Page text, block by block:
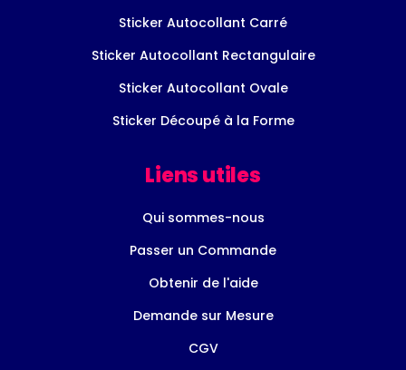
Sticker Autocollant Carré
Sticker Autocollant Rectangulaire
Sticker Autocollant Ovale
Sticker Découpé à la Forme
Liens utiles
Qui sommes-nous
Passer un Commande
Obtenir de l'aide
Demande sur Mesure
CGV